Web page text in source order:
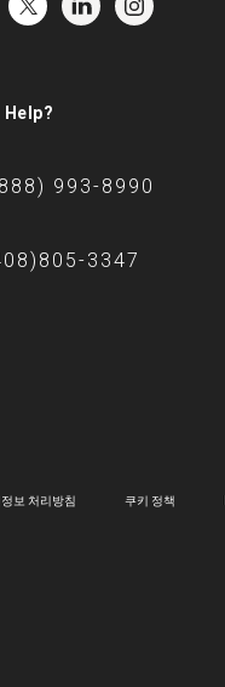
Help?
993-8990
3347
보 처리방침 쿠키 정책